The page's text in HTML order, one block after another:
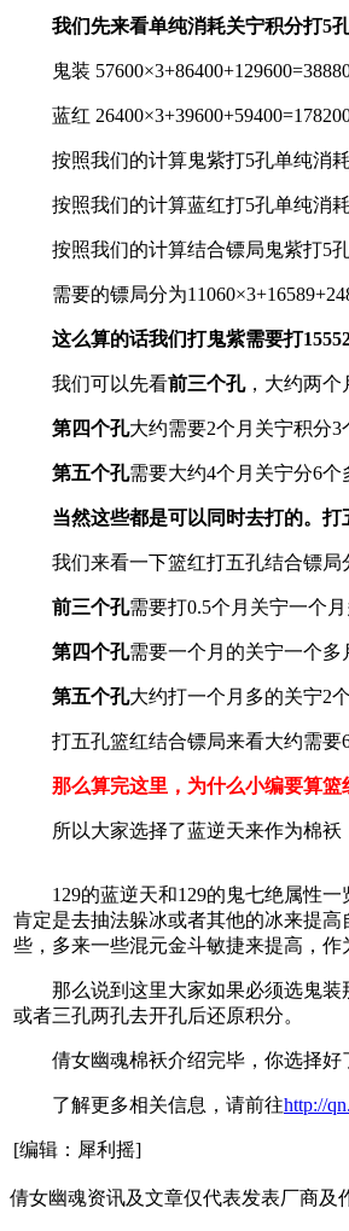
我们先来看单纯消耗关宁积分打5孔
鬼装
蓝红
按照我们的计算鬼紫打5孔单纯消耗
按照我们的计算蓝红打5孔单纯消耗
按照我们的计算结合镖局鬼紫打5孔
需要的镖局分为
这么算的话我们打鬼紫需要打
我们可以先看前三个孔，大约两个
第四个孔大约需要2个月关宁积分3
第五个孔需要大约4个月关宁分6个
当然这些都是可以同时去打的。
我们来看一下篮红打五孔结合镖局分
前三个孔需要打0.5个月关宁一个
第四个孔需要一个月的关宁一个多
第五个孔大约打一个月多的关宁2
打五孔篮红结合镖局来看大约需要6
那么算完这里，为什么小编要算篮
所以大家选择了蓝逆天来作为棉袄
129的蓝逆天和129的鬼七绝属性一
肯定是去抽法躲冰或者其他的冰来提
些，多来一些混元金斗敏捷来提高，
那么说到这里大家如果必须选鬼装那
或者三孔两孔去开孔后还原积分。
倩女幽魂棉袄介绍完毕，你选择好
了解更多相关信息，请前往http://
[编辑：犀利摇]
倩女幽魂资讯及文章仅代表发表厂商及